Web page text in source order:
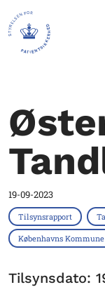
19-09-2023
Tilsynsrapport
Københavns Kommune
Tilsynsdato: